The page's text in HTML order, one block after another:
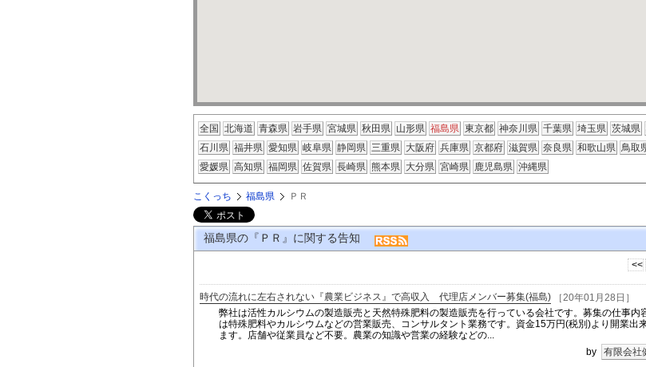
全国 北海道 青森県 岩手県 宮城県 秋田県 山形県 福島県 東京都 神奈川県 千葉県 埼玉県 茨城県
石川県 福井県 愛知県 岐阜県 静岡県 三重県 大阪府 兵庫県 京都府 滋賀県 奈良県 和歌山県 鳥取
愛媛県 高知県 福岡県 佐賀県 長崎県 熊本県 大分県 宮崎県 鹿児島県 沖縄県
こくっち 福島県 ＰＲ
福島県の『ＰＲ』に関する告知
<<
時代の流れに左右されない『農業ビジネス』で高収入 代理店メンバー募集(福島)
［20年01月28日］
弊社は活性カルシウムの製造販売と天然特殊肥料の製造販売を行っている会社です。募集の仕事内
は特殊肥料やカルシウムなどの営業販売、コンサルタント業務です。資金15万円(税別)より開業出
ます。店舗や従業員など不要。農業の知識や営業の経験などの...
by
有限会社